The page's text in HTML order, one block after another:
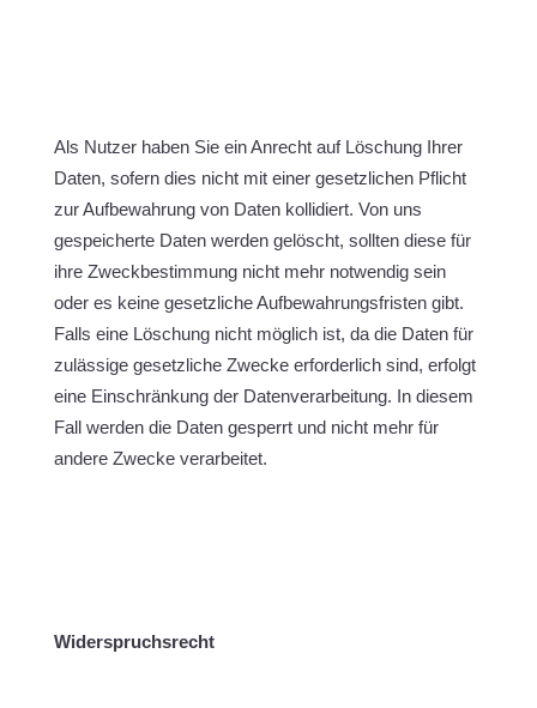
Als Nutzer haben Sie ein Anrecht auf Löschung Ihrer
Daten, sofern dies nicht mit einer gesetzlichen Pflicht
zur Aufbewahrung von Daten kollidiert. Von uns
gespeicherte Daten werden gelöscht, sollten diese für
ihre Zweckbestimmung nicht mehr notwendig sein
oder es keine gesetzliche Aufbewahrungsfristen gibt.
Falls eine Löschung nicht möglich ist, da die Daten für
zulässige gesetzliche Zwecke erforderlich sind, erfolgt
eine Einschränkung der Datenverarbeitung. In diesem
Fall werden die Daten gesperrt und nicht mehr für
andere Zwecke verarbeitet.
Widerspruchsrecht